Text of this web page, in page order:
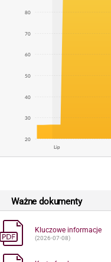
Lip
20
30
40
50
60
70
80
Ważne dokumenty
Kluczowe informacje
(2026-07-08)